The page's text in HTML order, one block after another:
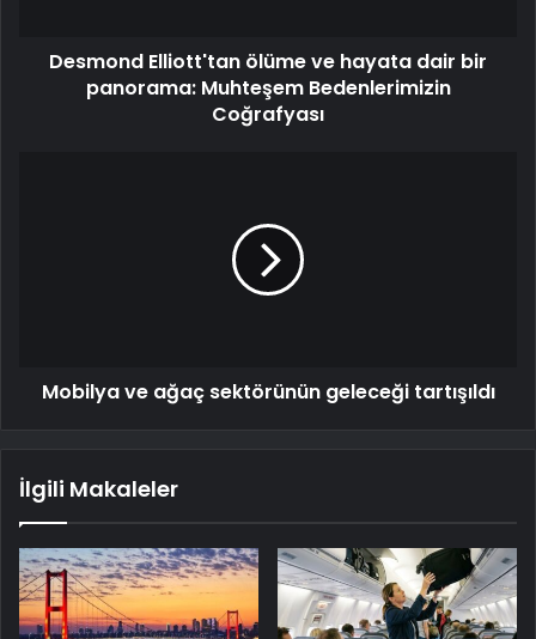
Desmond Elliott'tan ölüme ve hayata dair bir
panorama: Muhteşem Bedenlerimizin
Coğrafyası
Mobilya ve ağaç sektörünün geleceği tartışıldı
İlgili Makaleler